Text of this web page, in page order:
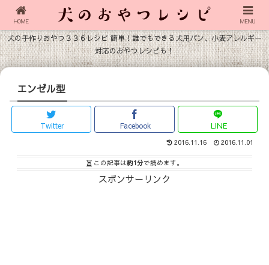
犬の手作りおやつ３３６レシピ 簡単！誰でもできる犬用パン、小麦アレルギー
対応のおやつレシピも！
エンゼル型
Twitter Facebook LINE
2016.11.16 2016.11.01
この記事は約1分で読めます。
スポンサーリンク
HOME MENU